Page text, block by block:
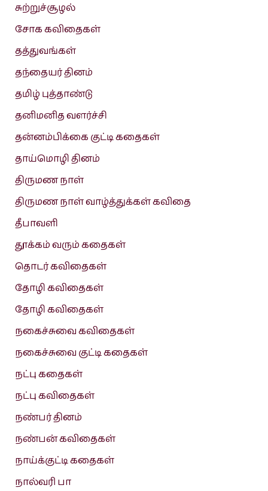
சுற்றுச்சூழல்
சோக கவிதைகள்
தத்துவங்கள்
தந்தையர் தினம்
தமிழ் புத்தாண்டு
தனிமனித வளர்ச்சி
தன்னம்பிக்கை குட்டி கதைகள்
தாய்மொழி தினம்
திருமண நாள்
திருமண நாள் வாழ்த்துக்கள் கவிதை
தீபாவளி
தூக்கம் வரும் கதைகள்
தொடர் கவிதைகள்
தோழி கவிதைகள்
தோழி கவிதைகள்
நகைச்சுவை கவிதைகள்
நகைச்சுவை குட்டி கதைகள்
நட்பு கதைகள்
நட்பு கவிதைகள்
நண்பர் தினம்
நண்பன் கவிதைகள்
நாய்க்குட்டி கதைகள்
நால்வரி பா